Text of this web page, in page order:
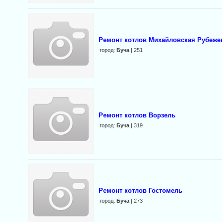
Ремонт котлов Михайловская
город:Буча | 251
Ремонт котлов Ворзель
город:Буча | 319
Ремонт котлов Гостомель
город:Буча | 273